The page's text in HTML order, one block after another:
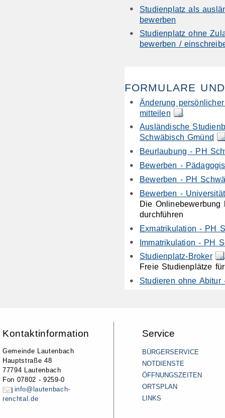
Studienplatz als
bewerben
Studienplatz ohne
bewerben /
FORMULARE
Änderung
mitteilen
Ausländische
Schwäbisch Gmünd
Beurlaubung - PH
Bewerben -
Bewerben - PH
Bewerben -
Die Onlinebewerbung
durchführen
Exmatrikulation - PH
Immatrikulation - PH
Studienplatz-Broker
Freie Studienplätze
Studieren ohne
Kontaktinformation
Gemeinde Lautenbach
Hauptstraße 48
77794 Lautenbach
Fon 07802 - 9259-0
info@lautenbach-
renchtal.de
Service
BÜRGERSERVICE
NOTDIENSTE
ÖFFNUNGSZEITEN
ORTSPLAN
LINKS